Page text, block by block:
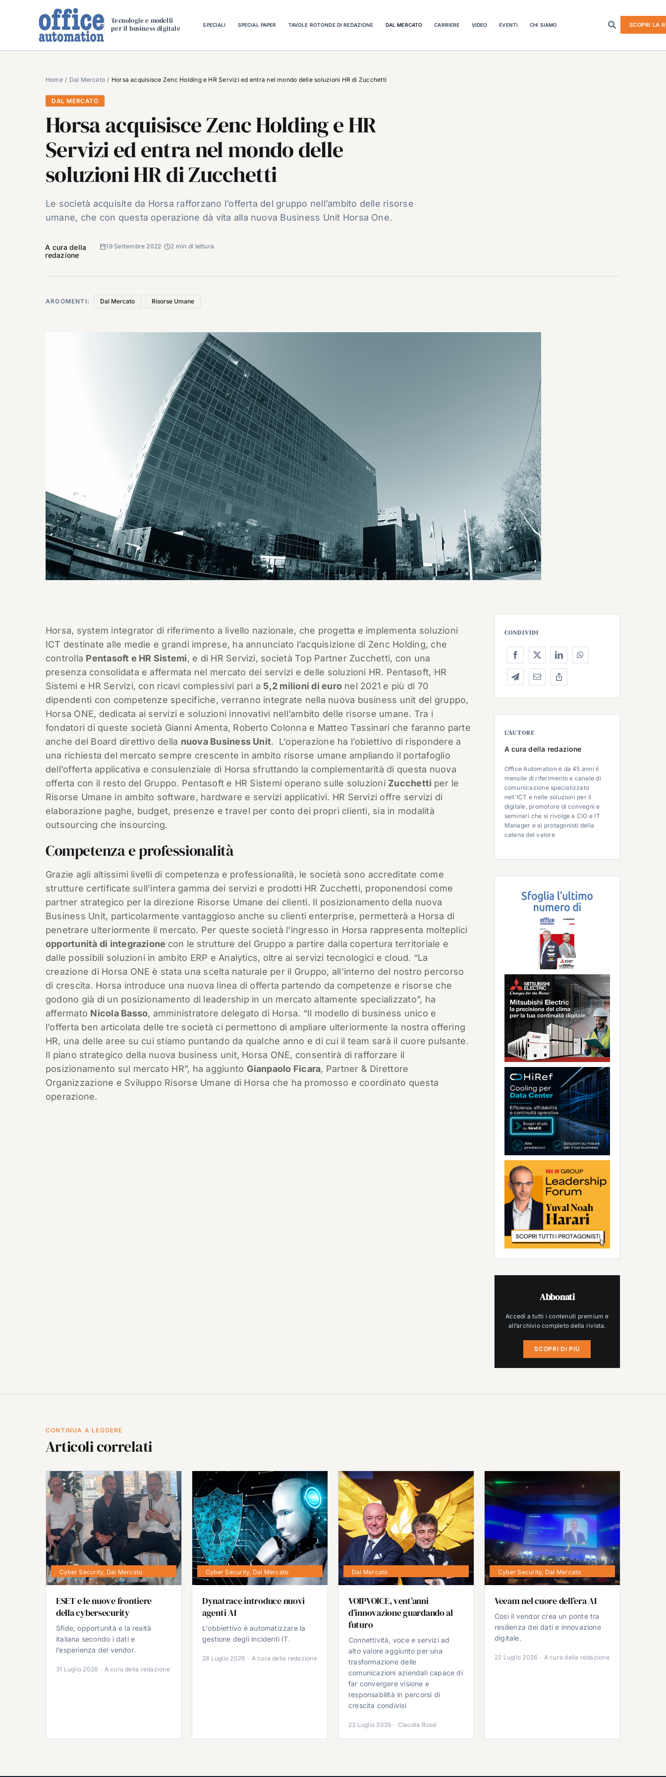
Tecnologie e modelli
per il business digitale
SPECIALI SPECIAL PAPER TAVOLE ROTONDE DI REDAZIONE DAL MERCATO CARRIERE VIDEO EVENTI CHI SIAMO SCOPRI LA
Home Dal Mercato Horsa acquisisce Zenc Holding e HR Servizi ed entra nel mondo delle soluzioni HR di Zucchetti
DAL MERCATO
Horsa acquisisce Zenc Holding e HR
Servizi ed entra nel mondo delle
soluzioni HR di Zucchetti
Le società acquisite da Horsa rafforzano l’offerta del gruppo nell’ambito delle risorse
umane, che con questa operazione dà vita alla nuova Business Unit Horsa One.
A cura della
redazione
19 Settembre 2022 2 min di lettura
ARGOMENTI: Dal Mercato Risorse Umane
Horsa, system integrator di riferimento a livello nazionale, che progetta e implementa soluzioni
ICT destinate alle medie e grandi imprese, ha annunciato l’acquisizione di Zenc Holding, che
controlla Pentasoft e HR Sistemi, e di HR Servizi, società Top Partner Zucchetti, con una
presenza consolidata e affermata nel mercato dei servizi e delle soluzioni HR. Pentasoft, HR
Sistemi e HR Servizi, con ricavi complessivi pari a 5,2 milioni di euro nel 2021 e più di 70
dipendenti con competenze specifiche, verranno integrate nella nuova business unit del gruppo,
Horsa ONE, dedicata ai servizi e soluzioni innovativi nell’ambito delle risorse umane. Tra i
fondatori di queste società Gianni Amenta, Roberto Colonna e Matteo Tassinari che faranno parte
anche del Board direttivo della nuova Business Unit. L’operazione ha l’obiettivo di rispondere a
una richiesta del mercato sempre crescente in ambito risorse umane ampliando il portafoglio
dell’offerta applicativa e consulenziale di Horsa sfruttando la complementarità di questa nuova
offerta con il resto del Gruppo. Pentasoft e HR Sistemi operano sulle soluzioni Zucchetti per le
Risorse Umane in ambito software, hardware e servizi applicativi. HR Servizi offre servizi di
elaborazione paghe, budget, presenze e travel per conto dei propri clienti, sia in modalità
outsourcing che insourcing.
Competenza e professionalità
Grazie agli altissimi livelli di competenza e professionalità, le società sono accreditate come
strutture certificate sull’intera gamma dei servizi e prodotti HR Zucchetti, proponendosi come
partner strategico per la direzione Risorse Umane dei clienti. Il posizionamento della nuova
Business Unit, particolarmente vantaggioso anche su clienti enterprise, permetterà a Horsa di
penetrare ulteriormente il mercato. Per queste società l’ingresso in Horsa rappresenta molteplici
opportunità di integrazione con le strutture del Gruppo a partire dalla copertura territoriale e
dalle possibili soluzioni in ambito ERP e Analytics, oltre ai servizi tecnologici e cloud. “La
creazione di Horsa ONE è stata una scelta naturale per il Gruppo, all’interno del nostro percorso
di crescita. Horsa introduce una nuova linea di offerta partendo da competenze e risorse che
godono già di un posizionamento di leadership in un mercato altamente specializzato”, ha
affermato Nicola Basso, amministratore delegato di Horsa. “Il modello di business unico e
l’offerta ben articolata delle tre società ci permettono di ampliare ulteriormente la nostra offering
HR, una delle aree su cui stiamo puntando da qualche anno e di cui il team sarà il cuore pulsante.
Il piano strategico della nuova business unit, Horsa ONE, consentirà di rafforzare il
posizionamento sul mercato HR”, ha aggiunto Gianpaolo Ficara, Partner & Direttore
Organizzazione e Sviluppo Risorse Umane di Horsa che ha promosso e coordinato questa
operazione.
CONDIVIDI
L’AUTORE
A cura della redazione
Office Automation è da 45 anni il
mensile di riferimento e canale di
comunicazione specializzato
nell'ICT e nelle soluzioni per il
digitale, promotore di convegni e
seminari che si rivolge a CIO e IT
Manager e ai protagonisti della
catena del valore
Abbonati
Accedi a tutti i contenuti premium e
all’archivio completo della rivista.
SCOPRI DI PIÙ
CONTINUA A LEGGERE
Articoli correlati
Cyber Security, Dal Mercato
ESET e le nuove frontiere
della cybersecurity
Sfide, opportunità e la realtà
italiana secondo i dati e
l’esperienza del vendor.
31 Luglio 2026 · A cura della redazione
Cyber Security, Dal Mercato
Dynatrace introduce nuovi
agenti AI
L'obbiettivo è automatizzare la
gestione degli incidenti IT.
28 Luglio 2026 · A cura della redazione
Dal Mercato
VOIPVOICE, vent’anni
d’innovazione guardando al
futuro
Connettività, voce e servizi ad
alto valore aggiunto per una
trasformazione delle
comunicazioni aziendali capace di
far convergere visione e
responsabilità in percorsi di
crescita condivisi
23 Luglio 2026 · Claudia Rossi
Cyber Security, Dal Mercato
Veeam nel cuore dell’era AI
Così il vendor crea un ponte tra
resilienza dei dati e innovazione
digitale.
22 Luglio 2026 · A cura della redazione